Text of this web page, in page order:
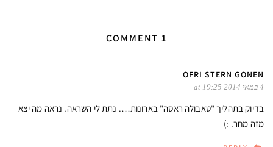
1 COMMENT
OFRI STERN GONEN
4 במאי 2014 at 19:25
בדיוק בתהליך "טאבולה ראסה" בארונות…. נתת לי השראה. נראה מה יצא
מזה מחר. :)